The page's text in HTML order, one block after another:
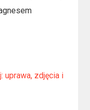
uprawa, zdjęcia i